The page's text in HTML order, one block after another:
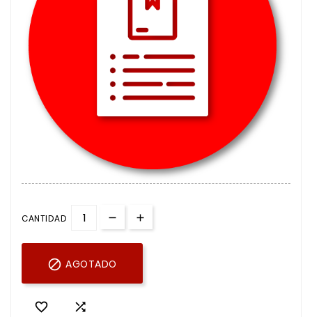
CANTIDAD
 AGOTADO
 